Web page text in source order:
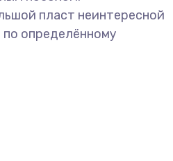
пласт неинтересной
определённому